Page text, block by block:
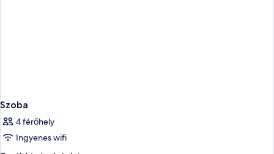
Szoba
4 férőhely
Ingyenes wifi